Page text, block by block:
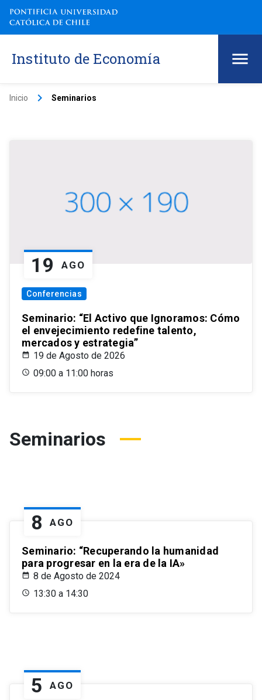
Instituto de Economía
Inicio keyboard_arrow_right Seminarios
19 AGO
Conferencias
Seminario: “El Activo que Ignoramos: Cómo
el envejecimiento redefine talento,
mercados y estrategia”
19 de Agosto de 2026
09:00 a 11:00 horas
Seminarios
8 AGO
Seminario: “Recuperando la humanidad
para progresar en la era de la IA»
8 de Agosto de 2024
13:30 a 14:30
5 AGO